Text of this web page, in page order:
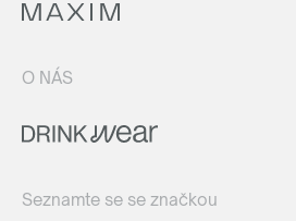
O NÁS
Seznamte se se značkou